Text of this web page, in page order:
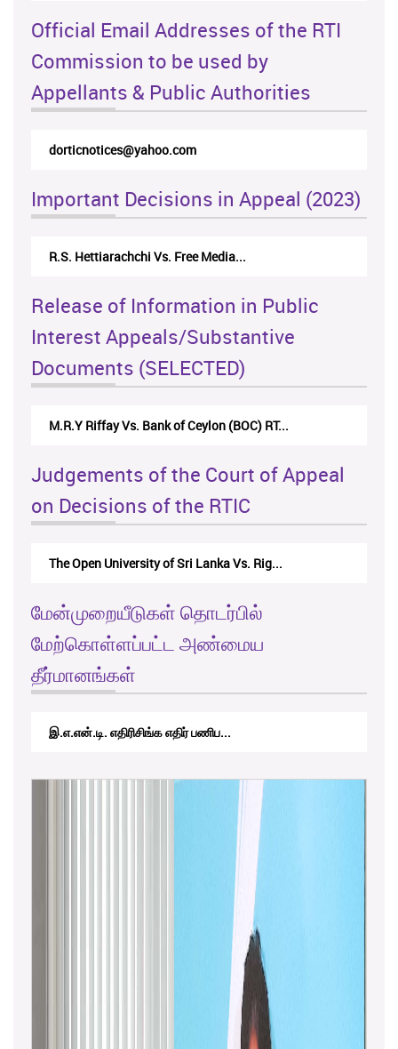
Official Email Addresses of the RTI
Commission to be used by
Appellants & Public Authorities
rticappeals@gmail.com
Important Decisions in Appeal (2023)
Centre for Society and Religion V...
Release of Information in Public
Interest Appeals/Substantive
Documents (SELECTED)
Nirmala Kannangara Vs.Lanka Building Ma...
Judgements of the Court of Appeal
on Decisions of the RTIC
The Monetary Board of CBSL-vs-Verite Res...
மேன்முறையீடுகள் தொடர்பில்
மேற்கொள்ளப்பட்ட அண்மைய
தீர்மானங்கள்
RTICAppeal/15/2017 - கே.வி.கே. நவ...